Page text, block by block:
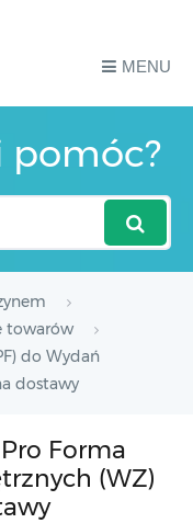
MENU
pomóc?
towarów
do Wydań
dostawy
Forma
(WZ)